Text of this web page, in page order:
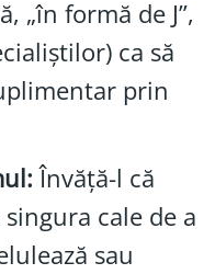
„în formă de J”,
ca să
prin
Învăță-l că
cale de a
sau